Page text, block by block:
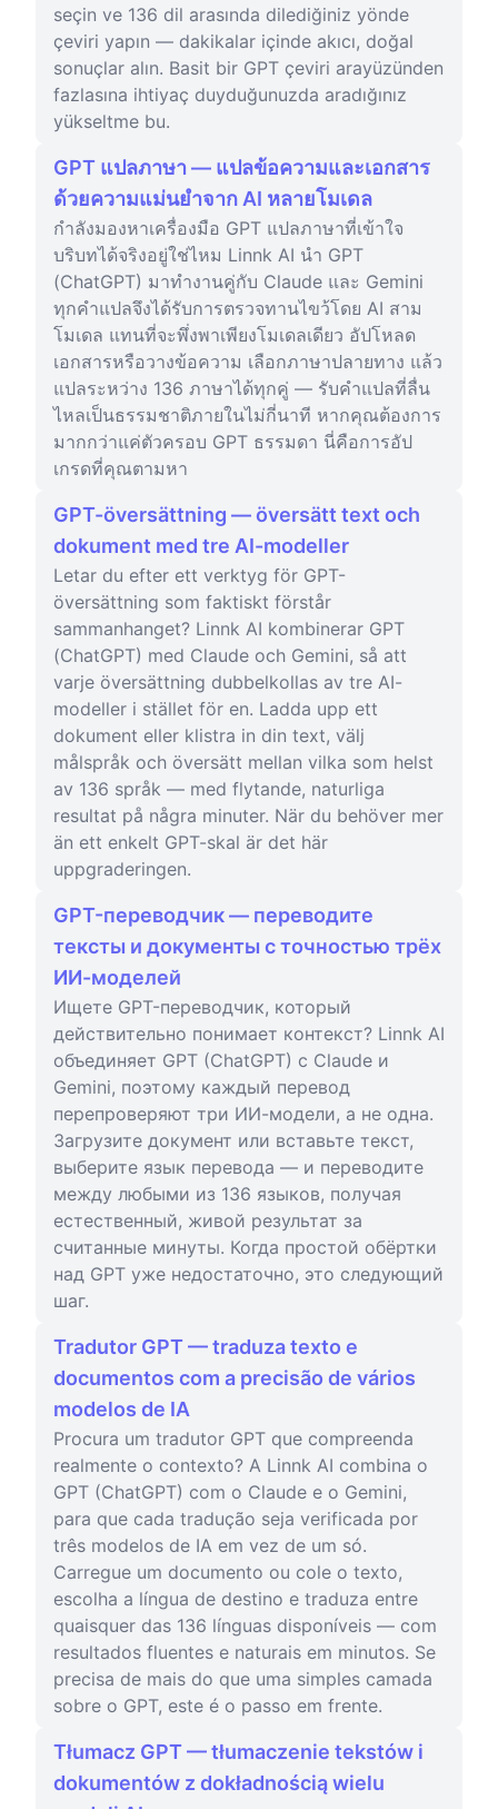
seçin ve 136 dil arasında dilediğiniz yönde
çeviri yapın — dakikalar içinde akıcı, doğal
sonuçlar alın. Basit bir GPT çeviri arayüzünden
fazlasına ihtiyaç duyduğunuzda aradığınız
yükseltme bu.
GPT แปลภาษา — แปลข้อความและเอกสาร
ด้วยความแม่นยำจาก AI หลายโมเดล
กำลังมองหาเครื่องมือ GPT แปลภาษาที่เข้าใจ
บริบทได้จริงอยู่ใช่ไหม Linnk AI นำ GPT
(ChatGPT) มาทำงานคู่กับ Claude และ Gemini
ทุกคำแปลจึงได้รับการตรวจทานไขว้โดย AI สาม
โมเดล แทนที่จะพึ่งพาเพียงโมเดลเดียว อัปโหลด
เอกสารหรือวางข้อความ เลือกภาษาปลายทาง แล้ว
แปลระหว่าง 136 ภาษาได้ทุกคู่ — รับคำแปลที่ลื่น
ไหลเป็นธรรมชาติภายในไม่กี่นาที หากคุณต้องการ
มากกว่าแค่ตัวครอบ GPT ธรรมดา นี่คือการอัป
เกรดที่คุณตามหา
GPT-översättning — översätt text och
dokument med tre AI-modeller
Letar du efter ett verktyg för GPT-
översättning som faktiskt förstår
sammanhanget? Linnk AI kombinerar GPT
(ChatGPT) med Claude och Gemini, så att
varje översättning dubbelkollas av tre AI-
modeller i stället för en. Ladda upp ett
dokument eller klistra in din text, välj
målspråk och översätt mellan vilka som helst
av 136 språk — med flytande, naturliga
resultat på några minuter. När du behöver mer
än ett enkelt GPT-skal är det här
uppgraderingen.
GPT-переводчик — переводите
тексты и документы с точностью трёх
ИИ-моделей
Ищете GPT-переводчик, который
действительно понимает контекст? Linnk AI
объединяет GPT (ChatGPT) с Claude и
Gemini, поэтому каждый перевод
перепроверяют три ИИ-модели, а не одна.
Загрузите документ или вставьте текст,
выберите язык перевода — и переводите
между любыми из 136 языков, получая
естественный, живой результат за
считанные минуты. Когда простой обёртки
над GPT уже недостаточно, это следующий
шаг.
Tradutor GPT — traduza texto e
documentos com a precisão de vários
modelos de IA
Procura um tradutor GPT que compreenda
realmente o contexto? A Linnk AI combina o
GPT (ChatGPT) com o Claude e o Gemini,
para que cada tradução seja verificada por
três modelos de IA em vez de um só.
Carregue um documento ou cole o texto,
escolha a língua de destino e traduza entre
quaisquer das 136 línguas disponíveis — com
resultados fluentes e naturais em minutos. Se
precisa de mais do que uma simples camada
sobre o GPT, este é o passo em frente.
Tłumacz GPT — tłumaczenie tekstów i
dokumentów z dokładnością wielu